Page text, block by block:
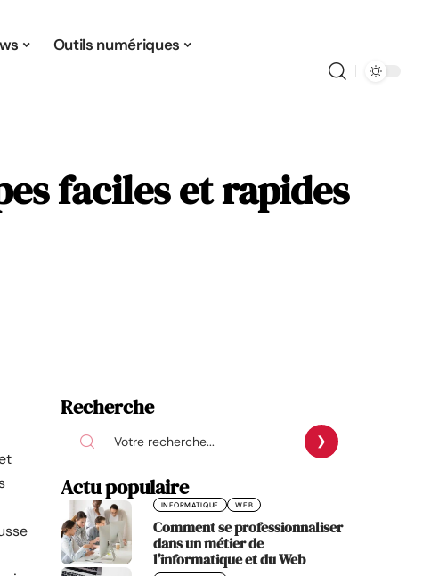
Outils numériques
faciles et rapides
Recherche
Actu populaire
INFORMATIQUE WEB
Comment se professionnaliser
dans un métier de
l’informatique et du Web